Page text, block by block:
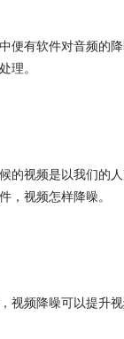
便有软件对音频的
理。
的视频是以我们的
，视频怎样降噪。
视频降噪可以提升